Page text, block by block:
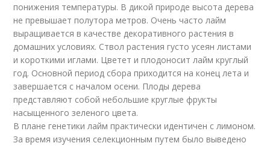
понижения температуры. В дикой природе высота дерева
не превышает полутора метров. Очень часто лайм
выращивается в качестве декоративного растения в
домашних условиях. Ствол растения густо усеян листами
и короткими иглами. Цветет и плодоносит лайм круглый
год. Основной период сбора приходится на конец лета и
завершается с началом осени. Плоды дерева
представляют собой небольшие круглые фрукты
насыщенного зеленого цвета.
В плане генетики лайм практически идентичен с лимоном.
За время изучения селекционным путем было выведено